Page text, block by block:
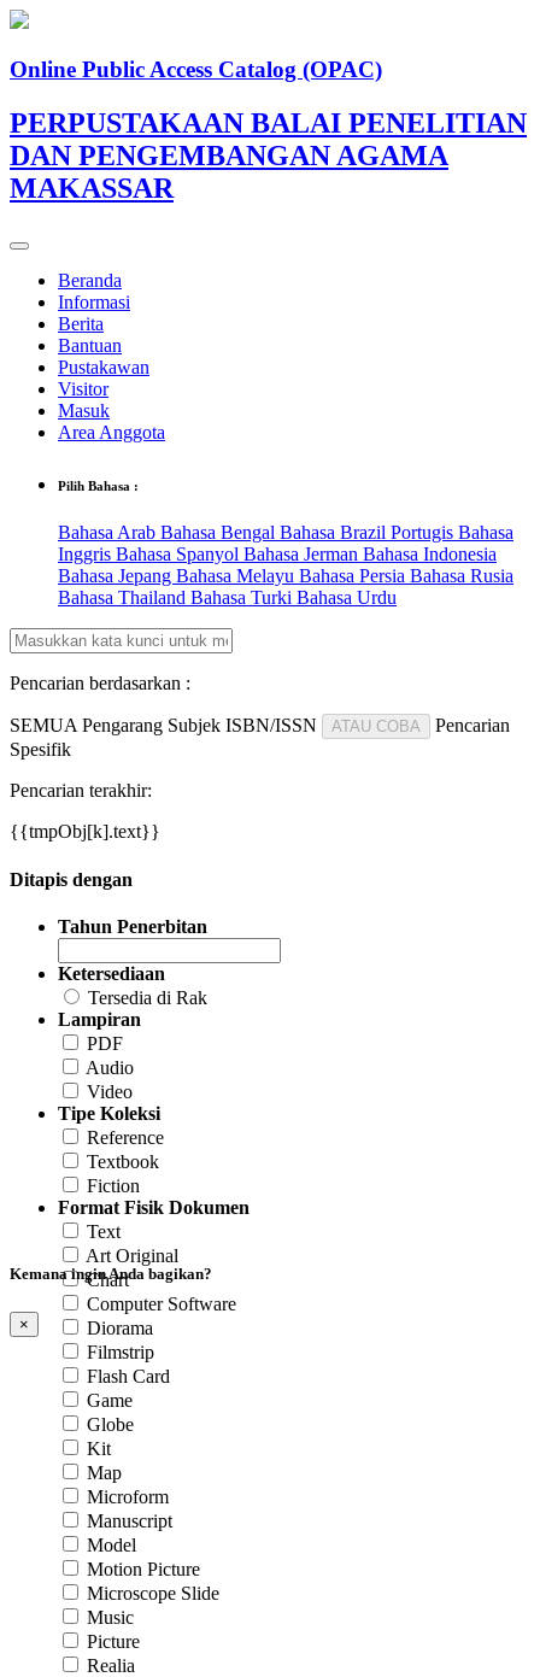
Online Public Access Catalog (OPAC)
PERPUSTAKAAN BALAI PENELITIAN
DAN PENGEMBANGAN AGAMA
MAKASSAR
Beranda
Informasi
Berita
Bantuan
Pustakawan
Visitor
Masuk
Area Anggota
Pilih Bahasa :
Bahasa Arab Bahasa Bengal Bahasa Brazil Portugis Bahasa
Inggris Bahasa Spanyol Bahasa Jerman Bahasa Indonesia
Bahasa Jepang Bahasa Melayu Bahasa Persia Bahasa Rusia
Bahasa Thailand Bahasa Turki Bahasa Urdu
Pencarian berdasarkan :
SEMUA Pengarang Subjek ISBN/ISSN ATAU COBA
Pencarian
Spesifik
Pencarian terakhir:
{{tmpObj[k].text}}
Ditapis dengan
Tahun Penerbitan
Ketersediaan
Tersedia di Rak
Lampiran
PDF
Audio
Video
Tipe Koleksi
Reference
Textbook
Fiction
Format Fisik Dokumen
Text
Art Original
Chart
Computer Software
Diorama
Filmstrip
Flash Card
Game
Globe
Kit
Map
Microform
Manuscript
Model
Motion Picture
Microscope Slide
Music
Picture
Realia
Kemana ingin Anda bagikan?
×